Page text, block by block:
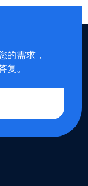
的需求，
。